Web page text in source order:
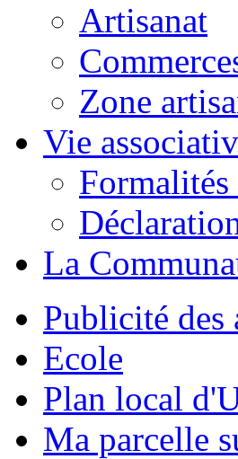
Artisanat
Zone
Vie
Formalités
La
Publicité des
Ecole
Plan local
Ma parcelle